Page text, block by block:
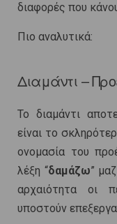
διαφορές που
Πιο αναλυτικά:
Διαμάντι –
Το διαμάντι
είναι το
ονομασία του
λέξη “δαμάζω”
αρχαιότητα οι
υποστούν